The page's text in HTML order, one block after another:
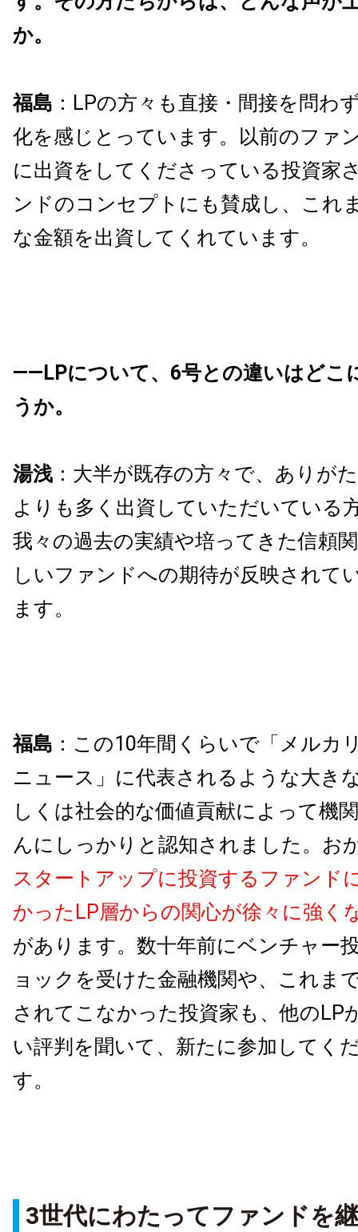
か。
福島 ：LPの方々も直接・間接を問わ
化を感じとっています。以前のファ
に出資をしてくださっている投資家
ンドのコンセプトにも賛成し、これ
な金額を出資してくれています。
――LPについて、6号との違いはどこ
うか。
湯浅 ：大半が既存の方々で、ありが
よりも多く出資していただいている
我々の過去の実績や培ってきた信頼
しいファンドへの期待が反映されて
ます。
福島 ：この10年間くらいで「メルカ
ニュース」に代表されるような大き
しくは社会的な価値貢献によって機
んにしっかりと認知されました。お
スタートアップに投資するファンド
かったLP層からの関心が徐々に強く
があります。数十年前にベンチャー
ョックを受けた金融機関や、これま
されてこなかった投資家も、他のLP
い評判を聞いて、新たに参加してく
す。
3世代にわたってファンドを